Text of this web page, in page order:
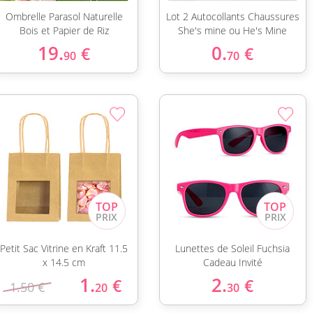
Ombrelle Parasol Naturelle
Bois et Papier de Riz
19.90 €
Lot 2 Autocollants Chaussures
She's mine ou He's Mine
0.70 €
Petit Sac Vitrine en Kraft 11.5
x 14.5 cm
1.50 € 1.20 €
Lunettes de Soleil Fuchsia
Cadeau Invité
2.30 €